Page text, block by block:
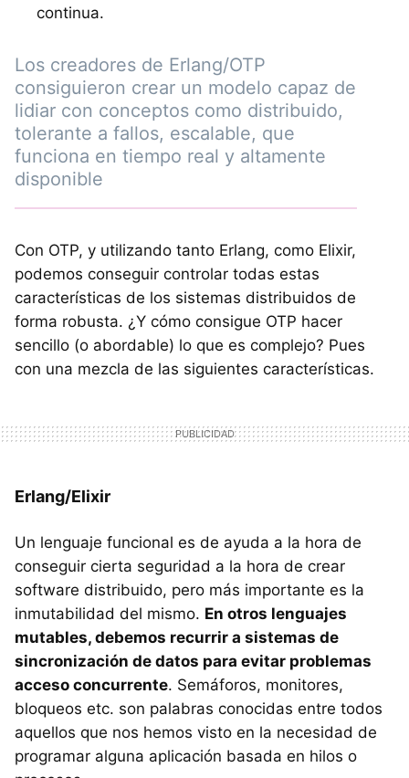
continua.
Los creadores de Erlang/OTP
consiguieron crear un modelo capaz de
lidiar con conceptos como distribuido,
tolerante a fallos, escalable, que
funciona en tiempo real y altamente
disponible
Con OTP, y utilizando tanto Erlang, como Elixir,
podemos conseguir controlar todas estas
características de los sistemas distribuidos de
forma robusta. ¿Y cómo consigue OTP hacer
sencillo (o abordable) lo que es complejo? Pues
con una mezcla de las siguientes características.
Erlang/Elixir
Un lenguaje funcional es de ayuda a la hora de
conseguir cierta seguridad a la hora de crear
software distribuido, pero más importante es la
inmutabilidad del mismo. En otros lenguajes
mutables, debemos recurrir a sistemas de
sincronización de datos para evitar problemas
acceso concurrente. Semáforos, monitores,
bloqueos etc. son palabras conocidas entre todos
aquellos que nos hemos visto en la necesidad de
programar alguna aplicación basada en hilos o